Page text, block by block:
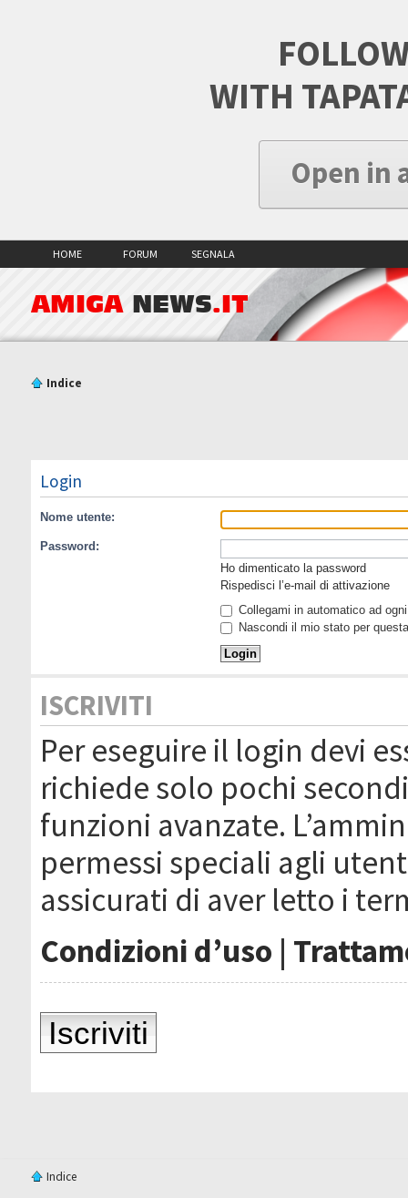
WITH
Open in
HOME FORUM SEGNALA
AMIGA NEWS.IT
Indice
Login
Nome utente:
Password:
Ho dimenticato la password
Rispedisci l’e-mail di attivazione
Collegami in automatico ad
Nascondi il mio stato per
ISCRIVITI
Per eseguire il login devi
richiede solo pochi
funzioni avanzate.
permessi speciali agli
assicurati di aver letto i
Condizioni d’uso |
Iscriviti
Indice